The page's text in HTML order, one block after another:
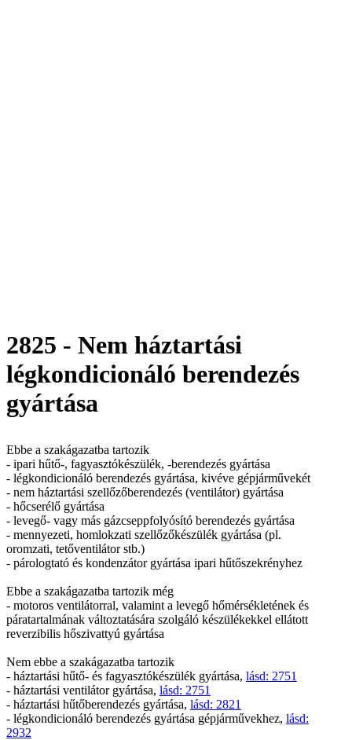
2825 - Nem háztartási
légkondicionáló berendezés
gyártása
Ebbe a szakágazatba tartozik
- ipari hűtő-, fagyasztókészülék, -berendezés gyártása
- légkondicionáló berendezés gyártása, kivéve gépjárművekét
- nem háztartási szellőzőberendezés (ventilátor) gyártása
- hőcserélő gyártása
- levegő- vagy más gázcseppfolyósító berendezés gyártása
- mennyezeti, homlokzati szellőzőkészülék gyártása (pl.
oromzati, tetőventilátor stb.)
- párologtató és kondenzátor gyártása ipari hűtőszekrényhez
Ebbe a szakágazatba tartozik még
- motoros ventilátorral, valamint a levegő hőmérsékletének és
páratartalmának változtatására szolgáló készülékekkel ellátott
reverzibilis hőszivattyú gyártása
Nem ebbe a szakágazatba tartozik
- háztartási hűtő- és fagyasztókészülék gyártása, lásd: 2751
- háztartási ventilátor gyártása, lásd: 2751
- háztartási hűtőberendezés gyártása, lásd: 2821
- légkondicionáló berendezés gyártása gépjárművekhez, lásd:
2932